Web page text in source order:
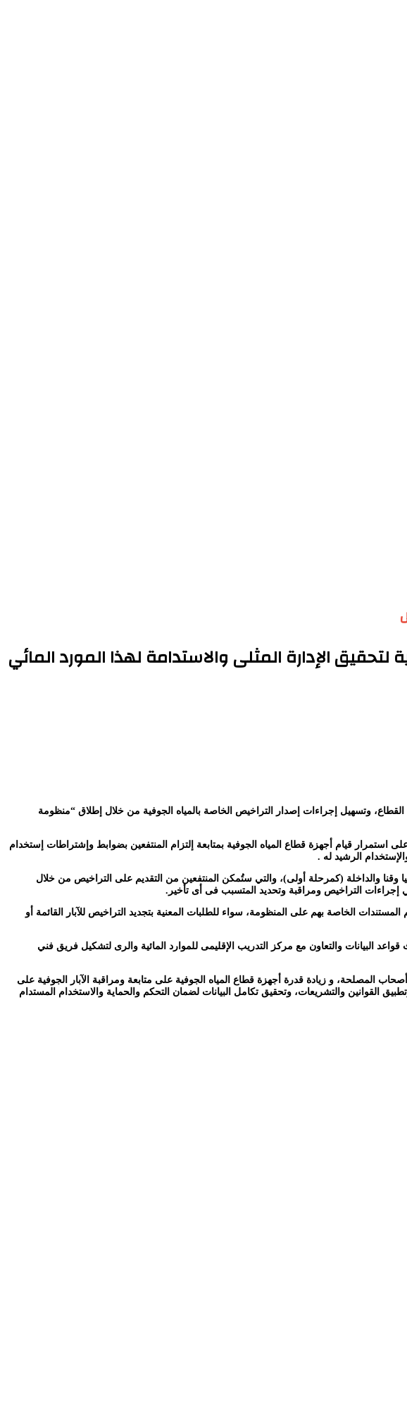
الإدارة المثلى والاستدامة لهذا المورد المائي
القطاع، وتسهيل إجراءات إصدار التراخيص الخاصة بالمياه الجوفية من خلال إطلاق “منظومة
استمرار قيام أجهزة قطاع المياه الجوفية بمتابعة إلتزام المنتفعين بضوابط وإشتراطات إستخدام
الرشيد له .
وقنا والداخلة (كمرحلة أولى)، والتي ستُمكن المنتفعين من التقديم على التراخيص من خلال
إجراءات التراخيص ومراقبة وتحديد المتسبب فى أى تأخير.
الخاصة بهم على المنظومة، سواء للطلبات المعنية بتجديد التراخيص للآبار القائمة أو
البيانات والتعاون مع مركز التدريب الإقليمى للموارد المائية والرى لتشكيل فريق فني
المصلحة، و زيادة قدرة أجهزة قطاع المياه الجوفية على متابعة ومراقبة الآبار الجوفية على
القوانين والتشريعات، وتحقيق تكامل البيانات لضمان التحكم والحماية والاستخدام المستدام